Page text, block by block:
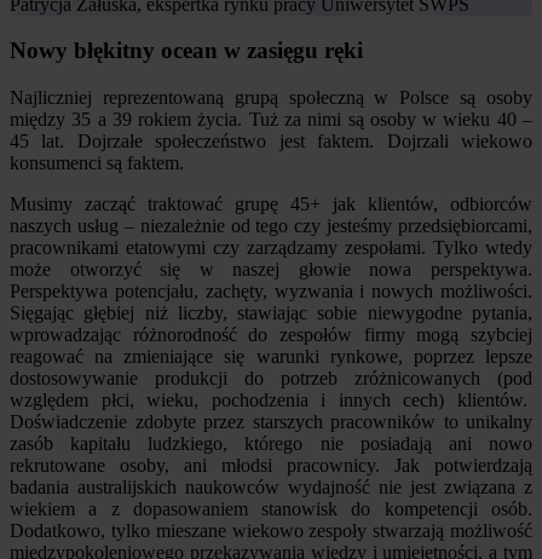
Nowy błękitny ocean w zasięgu ręki
Najliczniej reprezentowaną grupą społeczną w Polsce są osoby
między 35 a 39 rokiem życia. Tuż za nimi są osoby w wieku 40 –
45 lat. Dojrzałe społeczeństwo jest faktem. Dojrzali wiekowo
konsumenci są faktem.
Musimy zacząć traktować grupę 45+ jak klientów, odbiorców
naszych usług – niezależnie od tego czy jesteśmy przedsiębiorcami,
pracownikami etatowymi czy zarządzamy zespołami. Tylko wtedy
może otworzyć się w naszej głowie nowa perspektywa.
Perspektywa potencjału, zachęty, wyzwania i nowych możliwości.
Sięgając głębiej niż liczby, stawiając sobie niewygodne pytania,
wprowadzając różnorodność do zespołów firmy mogą szybciej
reagować na zmieniające się warunki rynkowe, poprzez lepsze
dostosowywanie produkcji do potrzeb zróżnicowanych (pod
względem płci, wieku, pochodzenia i innych cech) klientów.
Doświadczenie zdobyte przez starszych pracowników to unikalny
zasób kapitału ludzkiego, którego nie posiadają ani nowo
rekrutowane osoby, ani młodsi pracownicy. Jak potwierdzają
badania australijskich naukowców wydajność nie jest związana z
wiekiem a z dopasowaniem stanowisk do kompetencji osób.
Dodatkowo, tylko mieszane wiekowo zespoły stwarzają możliwość
międzypokoleniowego przekazywania wiedzy i umiejętności, a tym